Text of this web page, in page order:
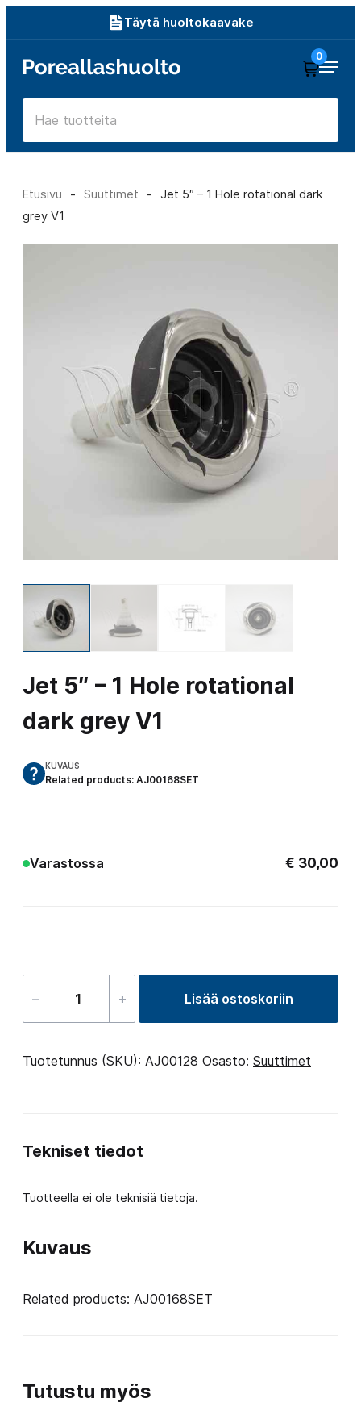
sisältöön
Täytä huoltokaavake
Poreallashuolto
0
Etusivu - Suuttimet -
Jet 5″ – 1 Hole rotational dark
grey V1
Jet 5″ – 1 Hole rotational
dark grey V1
KUVAUS
Related products: AJ00168SET
Varastossa € 30,00
–
Jet
–
dark
V1
+ Lisää ostoskoriin
Tuotetunnus (SKU): AJ00128 Osasto: Suuttimet
Kuvaus
Related products: AJ00168SET
Tekniset tiedot
Tuotteella ei ole teknisiä tietoja.
Tutustu myös